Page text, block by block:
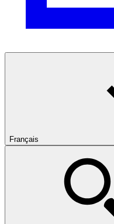
Français